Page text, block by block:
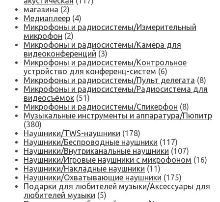
магазина (2)
Медиаплеер (4)
Микрофоны и радиосистемы/Измерительный
микрофон (2)
Микрофоны и радиосистемы/Камера для
видеоконференций (3)
Микрофоны и радиосистемы/Контрольное
устройство для конференц-систем (6)
Микрофоны и радиосистемы/Пульт делегата (8)
Микрофоны и радиосистемы/Радиосистема для
видеосъёмок (51)
Микрофоны и радиосистемы/Спикерфон (8)
Музыкальные инструменты и аппаратура/Пюпитр
(380)
Наушники/TWS-наушники (178)
Наушники/Беспроводные наушники (117)
Наушники/Внутриканальные наушники (107)
Наушники/Игровые наушники с микрофоном (16)
Наушники/Накладные наушники (11)
Наушники/Охватывающие наушники (175)
Подарки для любителей музыки/Аксессуары для
любителей музыки (5)